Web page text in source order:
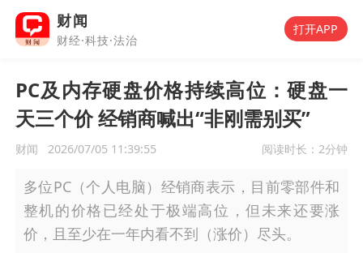
财闻
财经·科技·法治
打开APP
PC及内存硬盘价格持续高位：硬盘一
天三个价 经销商喊出“非刚需别买”
财闻 2026/07/05 11:39:55 阅读时长： 2分钟
多位PC（个人电脑）经销商表示，目前零部件和
整机的价格已经处于极端高位，但未来还要涨
价，且至少在一年内看不到（涨价）尽头。